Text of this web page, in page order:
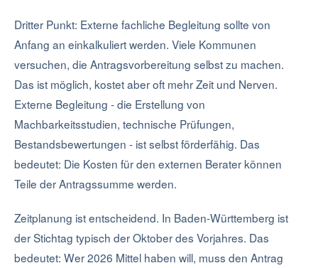
Dritter Punkt: Externe fachliche Begleitung sollte von
Anfang an einkalkuliert werden. Viele Kommunen
versuchen, die Antragsvorbereitung selbst zu machen.
Das ist möglich, kostet aber oft mehr Zeit und Nerven.
Externe Begleitung - die Erstellung von
Machbarkeitsstudien, technische Prüfungen,
Bestandsbewertungen - ist selbst förderfähig. Das
bedeutet: Die Kosten für den externen Berater können
Teile der Antragssumme werden.
Zeitplanung ist entscheidend. In Baden-Württemberg ist
der Stichtag typisch der Oktober des Vorjahres. Das
bedeutet: Wer 2026 Mittel haben will, muss den Antrag